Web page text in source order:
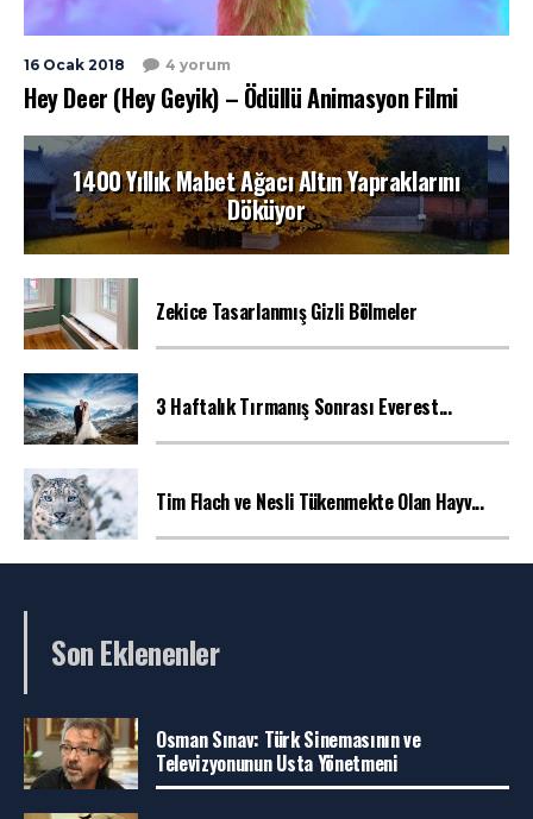
16 Ocak 2018 4 yorum
Hey Deer (Hey Geyik) – Ödüllü Animasyon Filmi
1400 Yıllık Mabet Ağacı Altın Yapraklarını
Döküyor
Zekice Tasarlanmış Gizli Bölmeler
3 Haftalık Tırmanış Sonrası Everest...
Tim Flach ve Nesli Tükenmekte Olan Hayv...
Son Eklenenler
Osman Sınav: Türk Sinemasının ve
Televizyonunun Usta Yönetmeni